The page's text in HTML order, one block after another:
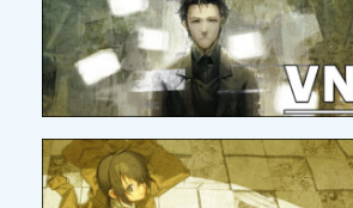
21/04/2026 :MAJ MOI ET MON BLOG
21/04/2026 :MAJ
SORTIR DE MA TÊTE EN
CONFORT